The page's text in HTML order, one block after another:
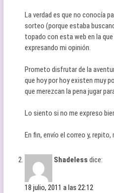
La verdad es que no conocía
sorteo (porque estaba
topado con esta web en la
expresando mi opinión.
Prometo disfrutar de la
que hoy por hoy existen muy
que merezcan la pena jugar
Lo siento si no me expreso
En fin, envío el correo y,
Shadeless dice:
18 julio, 2011 a las 22:12